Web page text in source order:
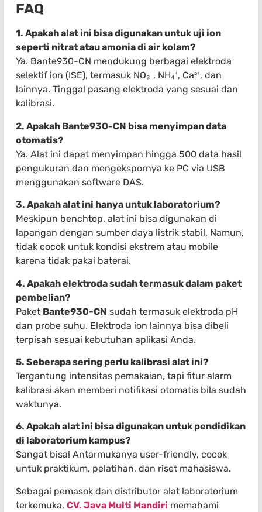
FAQ
1. Apakah alat ini bisa digunakan untuk uji ion
seperti nitrat atau amonia di air kolam?
Ya. Bante930-CN mendukung berbagai elektroda
selektif ion (ISE), termasuk NO₃⁻, NH₄⁺, Ca²⁺, dan
lainnya. Tinggal pasang elektroda yang sesuai dan
kalibrasi.
2. Apakah Bante930-CN bisa menyimpan data
otomatis?
Ya. Alat ini dapat menyimpan hingga 500 data hasil
pengukuran dan mengekspornya ke PC via USB
menggunakan software DAS.
3. Apakah alat ini hanya untuk laboratorium?
Meskipun benchtop, alat ini bisa digunakan di
lapangan dengan sumber daya listrik stabil. Namun,
tidak cocok untuk kondisi ekstrem atau mobile
karena tidak pakai baterai.
4. Apakah elektroda sudah termasuk dalam paket
pembelian?
Paket Bante930-CN sudah termasuk elektroda pH
dan probe suhu. Elektroda ion lainnya bisa dibeli
terpisah sesuai kebutuhan aplikasi Anda.
5. Seberapa sering perlu kalibrasi alat ini?
Tergantung intensitas pemakaian, tapi fitur alarm
kalibrasi akan memberi notifikasi otomatis bila sudah
waktunya.
6. Apakah alat ini bisa digunakan untuk pendidikan
di laboratorium kampus?
Sangat bisa! Antarmukanya user-friendly, cocok
untuk praktikum, pelatihan, dan riset mahasiswa.
Sebagai pemasok dan distributor alat laboratorium
terkemuka, CV. Java Multi Mandiri memahami